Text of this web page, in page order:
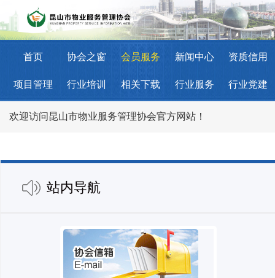
首页 协会之窗 会员服务 新闻中心 资质信用
项目管理 行业培训 相关下载 行业服务 行业党建
欢迎访问昆山市物业服务管理协会官方网站！
站内导航